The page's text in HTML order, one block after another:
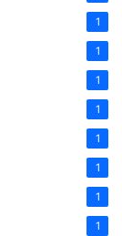
1
1
1
1
1
1
1
1